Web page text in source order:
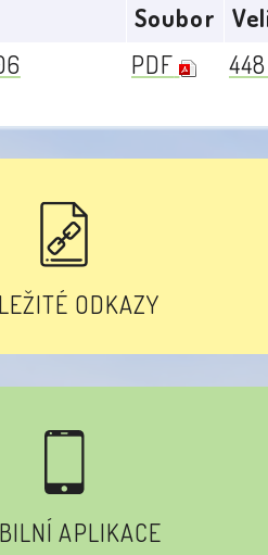
Soubor
PDF
ODKAZY
APLIKACE